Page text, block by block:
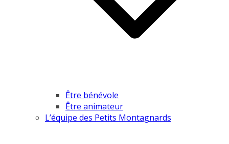
Être bénévole
Être animateur
L’équipe des Petits Montagnards